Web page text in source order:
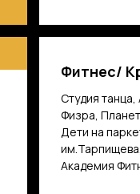
Фитнес/
Студия
Физра,
Дети на
им.Тарпищева,
Академия